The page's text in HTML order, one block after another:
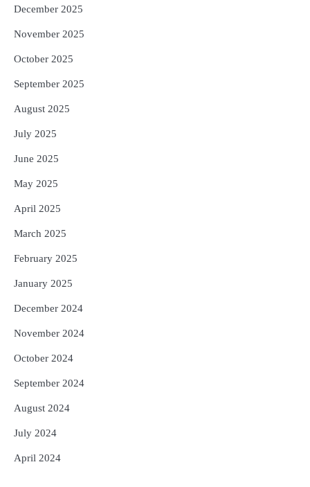
December 2025
November 2025
October 2025
September 2025
August 2025
July 2025
June 2025
May 2025
April 2025
March 2025
February 2025
January 2025
December 2024
November 2024
October 2024
September 2024
August 2024
July 2024
April 2024